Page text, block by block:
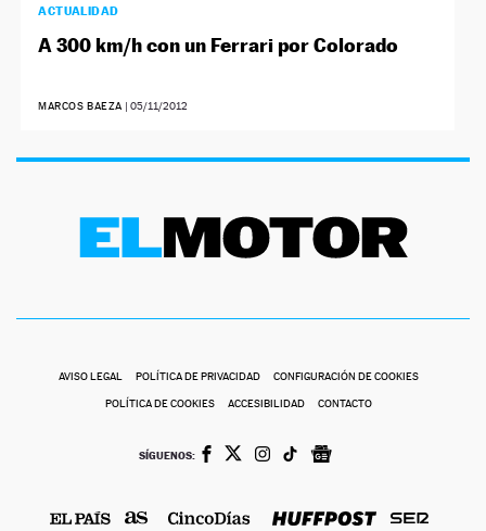
ACTUALIDAD
A 300 km/h con un Ferrari por Colorado
MARCOS BAEZA |05/11/2012
AVISO LEGAL POLÍTICA DE PRIVACIDAD CONFIGURACIÓN DE COOKIES
POLÍTICA DE COOKIES ACCESIBILIDAD CONTACTO
SÍGUENOS: